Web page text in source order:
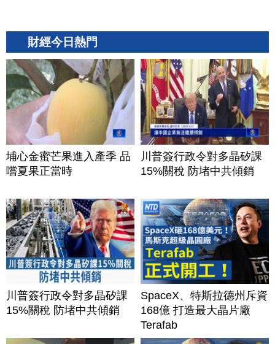
財經今日熱門
埔心金蜜芒果進入產季 品
嚐夏果正當時
川普簽行政令對多晶矽課
15%關稅 防堵中共傾銷
川普簽行政令對多晶矽課
15%關稅 防堵中共傾銷
SpaceX、特斯拉德州斥資
168億 打造最大晶片廠
Terafab